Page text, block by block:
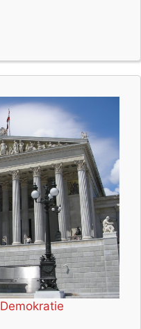
Demokratie